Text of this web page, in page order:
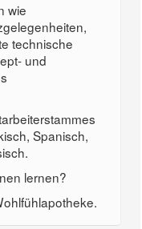
wie
technische
und
Spanisch,
lernen?